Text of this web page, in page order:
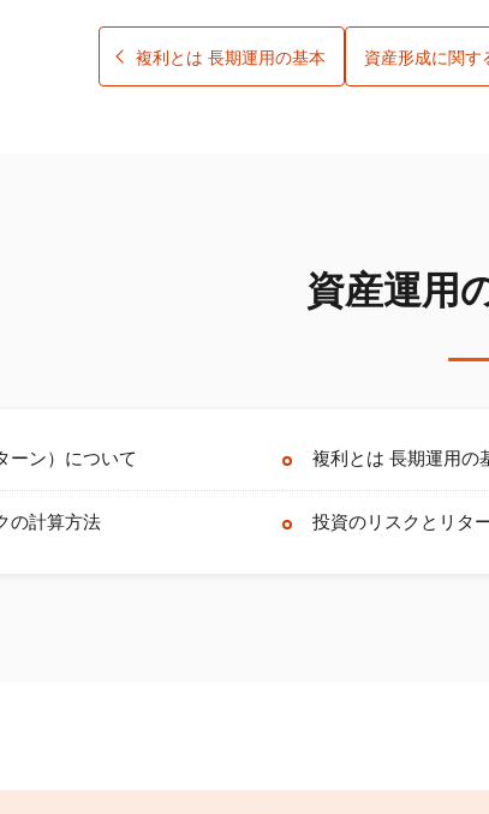
複利とは 長期運用の基本 資産形成に関す
資産運用
ーン）について 複利とは 長期運用の
の計算方法 投資のリスクとリタ